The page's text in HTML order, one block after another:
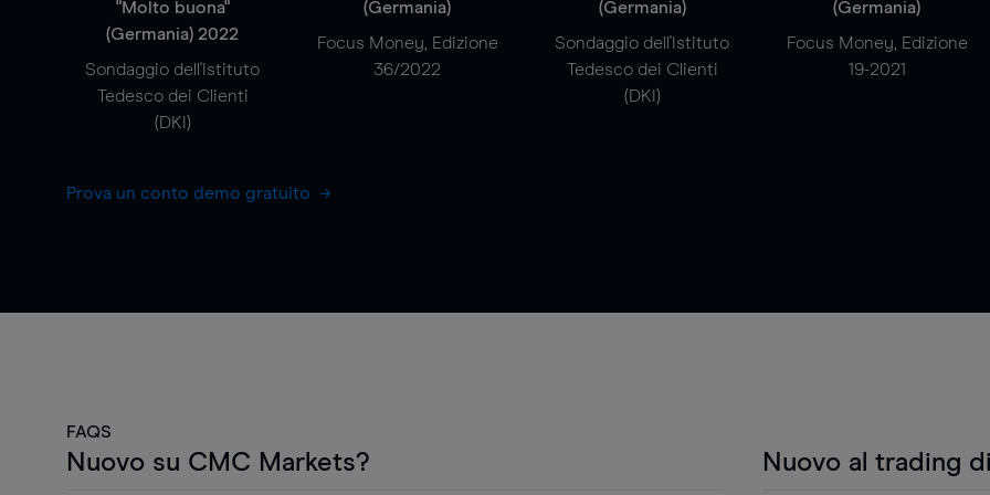
"Molto buona"
(Germania) 2022
Sondaggio dell'Istituto
Tedesco dei Clienti
(DKI)
(Germania)
Focus Money, Edizione
36/2022
(Germania)
Sondaggio dell'Istituto
Tedesco dei Clienti
(DKI)
(Germania)
Focus Money, Edizione
19-2021
Prova un conto demo gratuito
FAQS
Nuovo su CMC Markets? Nuovo al trading